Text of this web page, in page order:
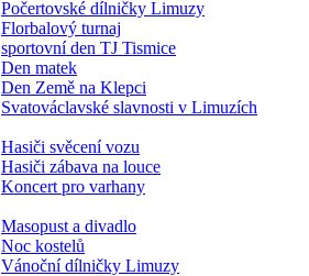
Počertovské dílničky Limuzy
Florbalový turnaj
sportovní den TJ Tismice
Den matek
Den Země na Klepci
Svatováclavské slavnosti v Limuzích
Hasiči svěcení vozu
Hasiči zábava na louce
Koncert pro varhany
Masopust a divadlo
Noc kostelů
Vánoční dílničky Limuzy